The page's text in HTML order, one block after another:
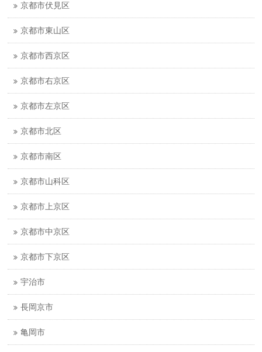
京都市伏見区
京都市東山区
京都市西京区
京都市右京区
京都市左京区
京都市北区
京都市南区
京都市山科区
京都市上京区
京都市中京区
京都市下京区
宇治市
長岡京市
亀岡市